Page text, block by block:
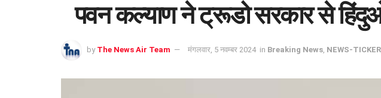
पवन कल्याण ने ट्रूडो सरकार से
by The News Air Team मंगलवार, 5 नवम्बर 2024 in Breaking News NEWS-TICKER